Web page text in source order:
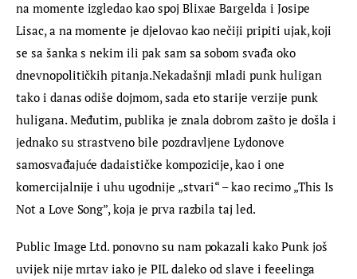
na momente izgledao kao spoj Blixae Bargelda i Josipe
Lisac, a na momente je djelovao kao nečiji pripiti ujak, koji
se sa šanka s nekim ili pak sam sa sobom svađa oko
dnevnopolitičkih pitanja.Nekadašnji mladi punk huligan
tako i danas odiše dojmom, sada eto starije verzije punk
huligana. Međutim, publika je znala dobrom zašto je došla i
jednako su strastveno bile pozdravljene Lydonove
samosvađajuće dadaističke kompozicije, kao i one
komercijalnije i uhu ugodnije „stvari“ – kao recimo „This Is
Not a Love Song”, koja je prva razbila taj led.
Public Image Ltd. ponovno su nam pokazali kako Punk još
uvijek nije mrtav iako je PIL daleko od slave i feeelinga